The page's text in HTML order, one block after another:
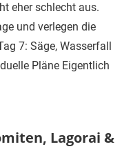
eher schlecht aus.
und verlegen die
7: Säge, Wasserfall
Pläne Eigentlich
Lagorai &